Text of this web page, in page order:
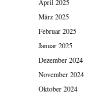
April 2025
März 2025
Februar 2025
Januar 2025
Dezember 2024
November 2024
Oktober 2024